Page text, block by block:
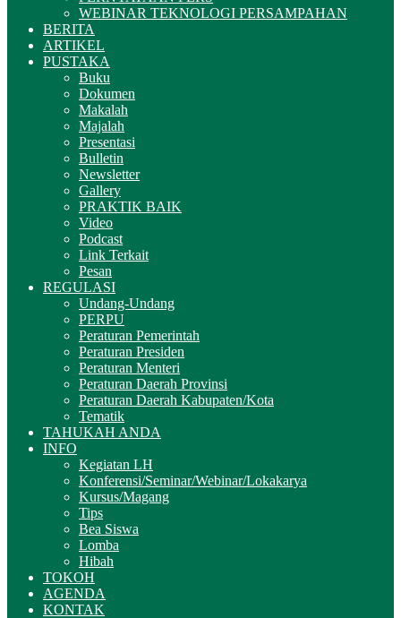
WEBINAR TEKNOLOGI PERSAMPAHAN
BERITA
ARTIKEL
PUSTAKA
Buku
Dokumen
Makalah
Majalah
Presentasi
Bulletin
Newsletter
Gallery
PRAKTIK BAIK
Video
Podcast
Link Terkait
Pesan
REGULASI
Undang-Undang
PERPU
Peraturan Pemerintah
Peraturan Presiden
Peraturan Menteri
Peraturan Daerah Provinsi
Peraturan Daerah Kabupaten/Kota
Tematik
TAHUKAH ANDA
INFO
Kegiatan LH
Konferensi/Seminar/Webinar/Lokakarya
Kursus/Magang
Tips
Bea Siswa
Lomba
Hibah
TOKOH
AGENDA
KONTAK